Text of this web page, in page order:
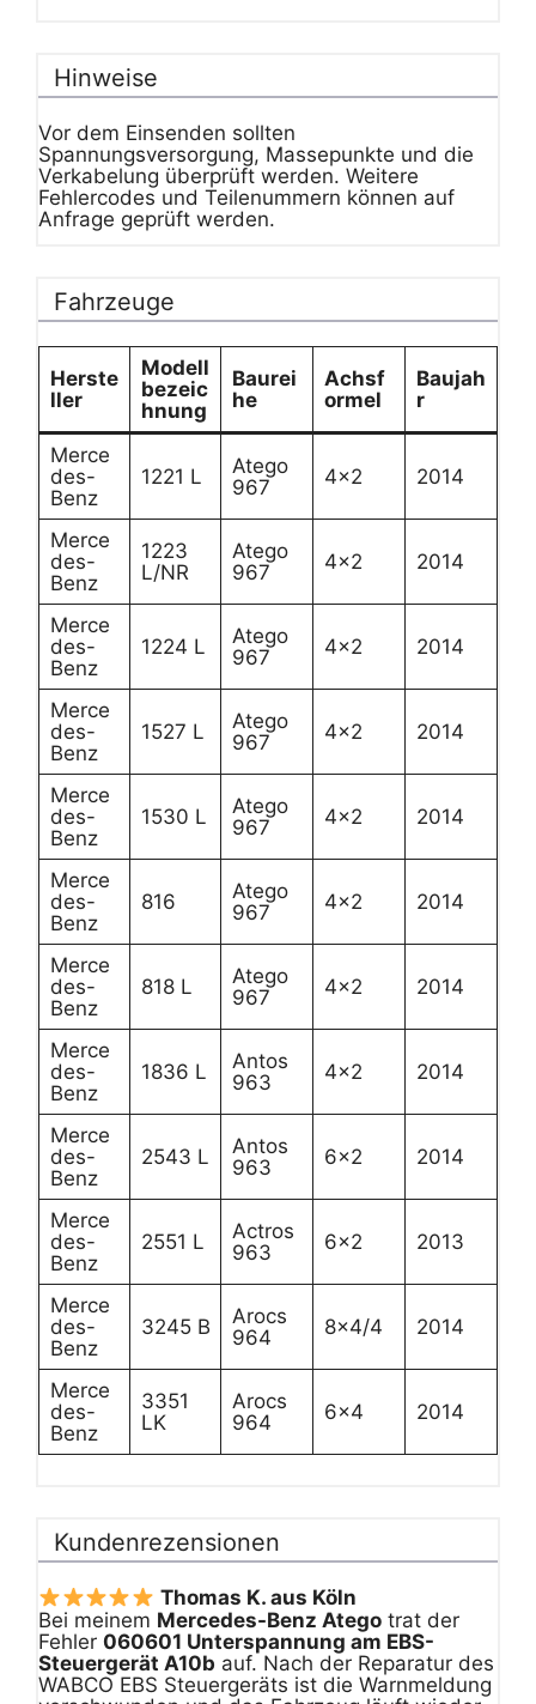
Hinweise
Vor dem Einsenden sollten
Spannungsversorgung, Massepunkte und die
Verkabelung überprüft werden. Weitere
Fehlercodes und Teilenummern können auf
Anfrage geprüft werden.
Fahrzeuge
Herste
ller
Modell
bezeic
hnung
Baurei
he
Achsf
ormel
Baujah
r
Merce
des-
Benz
1221 L
Atego
967
4×2 2014
Merce
des-
Benz
1223
L/NR
Atego
967
4×2 2014
Merce
des-
Benz
1224 L
Atego
967
4×2 2014
Merce
des-
Benz
1527 L
Atego
967
4×2 2014
Merce
des-
Benz
1530 L
Atego
967
4×2 2014
Merce
des-
Benz
816
Atego
967
4×2 2014
Merce
des-
Benz
818 L
Atego
967
4×2 2014
Merce
des-
Benz
1836 L
Antos
963
4×2 2014
Merce
des-
Benz
2543 L
Antos
963
6×2 2014
Merce
des-
Benz
2551 L
Actros
963
6×2 2013
Merce
des-
Benz
3245 B
Arocs
964
8×4/4 2014
Merce
des-
Benz
3351
LK
Arocs
964
6×4 2014
Kundenrezensionen
Thomas K. aus Köln
Bei meinem Mercedes-Benz Atego trat der
Fehler 060601 Unterspannung am EBS-
Steuergerät A10b auf. Nach der Reparatur des
WABCO EBS Steuergeräts ist die Warnmeldung